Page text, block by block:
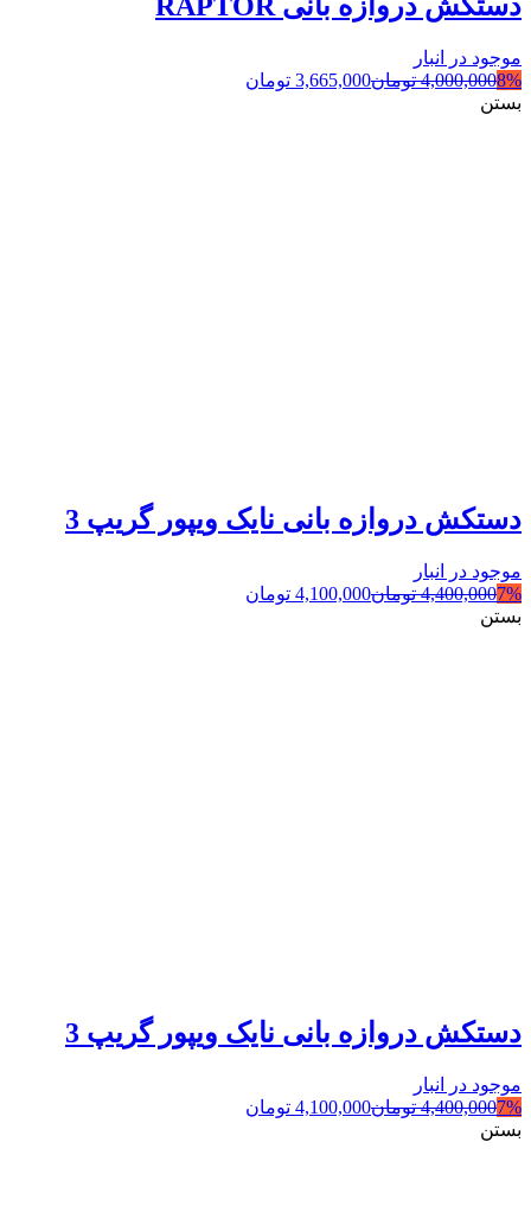
موجود در انبار
8%
4,000,000 تومان3,665,000 تومان
بستن
دستکش دروازه بانی نایک ویپور گریپ 3
موجود در انبار
7%
4,400,000 تومان4,100,000 تومان
بستن
دستکش دروازه بانی نایک ویپور گریپ 3
موجود در انبار
7%
4,400,000 تومان4,100,000 تومان
بستن